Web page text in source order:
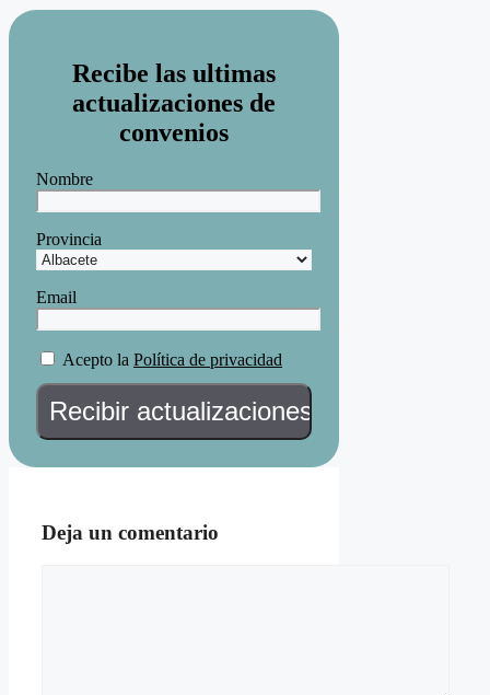
Recibe las ultimas
actualizaciones de
convenios
Nombre
Provincia
Email
Acepto la Política de privacidad
Deja un comentario